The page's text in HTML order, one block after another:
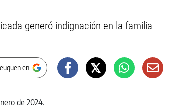
generó indignación en la familia
en